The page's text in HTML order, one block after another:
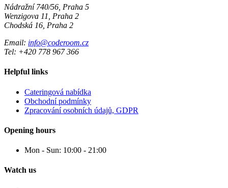
Nádražní 740/56, Praha 5
Wenzigova 11, Praha 2
Chodská 16, Praha 2
Email: info@coderoom.cz
Tel: +420 778 967 366
Helpful links
Cateringová nabídka
Obchodní podmínky
Zpracování osobních údajů, GDPR
Opening hours
Mon - Sun: 10:00 - 21:00
Watch us